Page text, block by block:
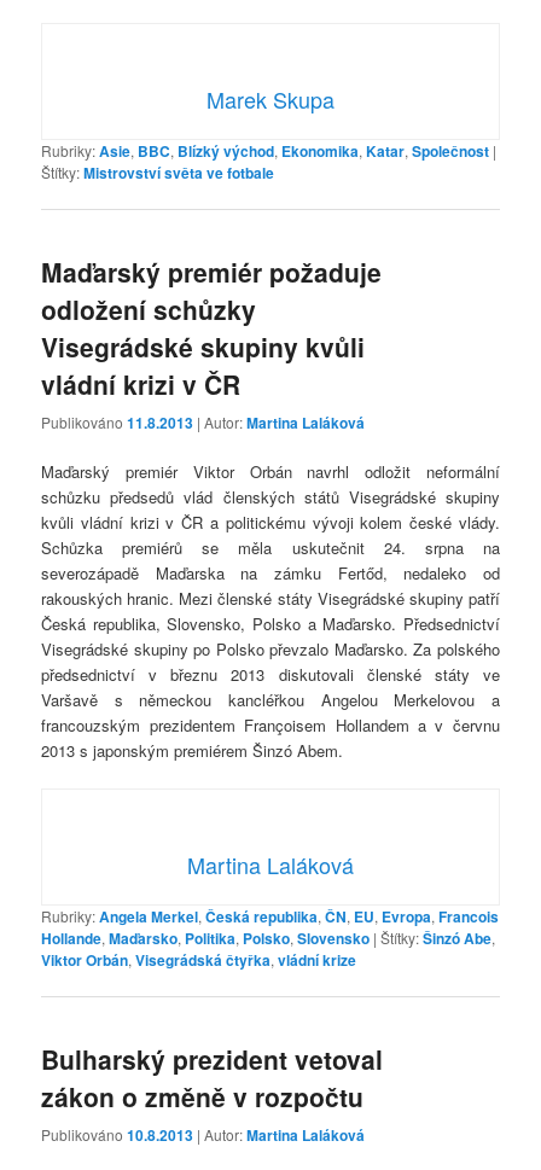
Marek Skupa
Rubriky:Asie, BBC, Blízký východ, Ekonomika,Katar,Společnost |
Štítky:Mistrovství světa ve fotbale
Maďarský premiér požaduje
odložení schůzky
Visegrádské skupiny kvůli
vládní krizi v ČR
Publikováno11.8.2013 | Autor:Martina Laláková
Maďarský premiér Viktor Orbán navrhl odložit neformální
schůzku předsedů vlád členských států Visegrádské skupiny
kvůli vládní krizi v ČR a politickému vývoji kolem české vlády.
Schůzka premiérů se měla uskutečnit 24. srpna na
severozápadě Maďarska na zámku Fertőd, nedaleko od
rakouských hranic. Mezi členské státy Visegrádské skupiny patří
Česká republika, Slovensko, Polsko a Maďarsko. Předsednictví
Visegrádské skupiny po Polsko převzalo Maďarsko. Za polského
předsednictví v březnu 2013 diskutovali členské státy ve
Varšavě s německou kancléřkou Angelou Merkelovou a
francouzským prezidentem Françoisem Hollandem a v červnu
2013 s japonským premiérem Šinzó Abem.
Martina Laláková
Rubriky:Angela Merkel,Česká republika,ČN, EU, Evropa,Francois
Hollande,Maďarsko, Politika, Polsko,Slovensko |Štítky:Šinzó Abe,
Viktor Orbán,Visegrádská čtyřka,vládní krize
Bulharský prezident vetoval
zákon o změně v rozpočtu
Publikováno10.8.2013 | Autor:Martina Laláková